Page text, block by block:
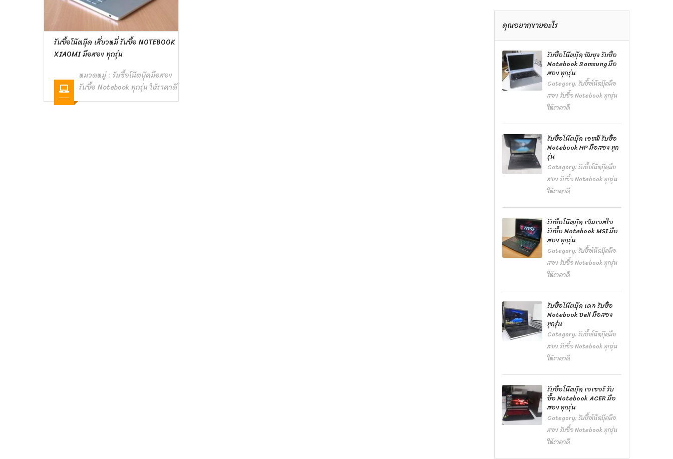
รับซื้อโน๊ตบุ๊ค เสี่ยวหมี่ รับซื้อ NOTEBOOK
‎XIAOMI มือสอง ทุกรุ่น
หมวดหมู่ : รับซื้อโน๊ตบุ๊คมือสอง
รับซื้อ Notebook ทุกรุ่น ให้ราคาดี
คุณอยากขายอะไร
รับซื้อโน๊ตบุ๊ค ซัมซุง รับซื้อ
Notebook Samsung มือ
สอง ทุกรุ่น
Category:รับซื้อโน๊ตบุ๊คมือ
สอง รับซื้อ Notebook ทุกรุ่น
ให้ราคาดี
รับซื้อโน๊ตบุ๊ค เอชพี รับซื้อ
Notebook HP มือสอง ทุก
รุ่น
Category:รับซื้อโน๊ตบุ๊คมือ
สอง รับซื้อ Notebook ทุกรุ่น
ให้ราคาดี
รับซื้อโน๊ตบุ๊ค เอ็มเอสไอ
รับซื้อ Notebook MSI มือ
สอง ทุกรุ่น
Category:รับซื้อโน๊ตบุ๊คมือ
สอง รับซื้อ Notebook ทุกรุ่น
ให้ราคาดี
รับซื้อโน๊ตบุ๊ค เดล รับซื้อ
Notebook Dell มือสอง
ทุกรุ่น
Category:รับซื้อโน๊ตบุ๊คมือ
สอง รับซื้อ Notebook ทุกรุ่น
ให้ราคาดี
รับซื้อโน๊ตบุ๊ค เอเซอร์ รับ
ซื้อ Notebook ACER มือ
สอง ทุกรุ่น
Category:รับซื้อโน๊ตบุ๊คมือ
สอง รับซื้อ Notebook ทุกรุ่น
ให้ราคาดี